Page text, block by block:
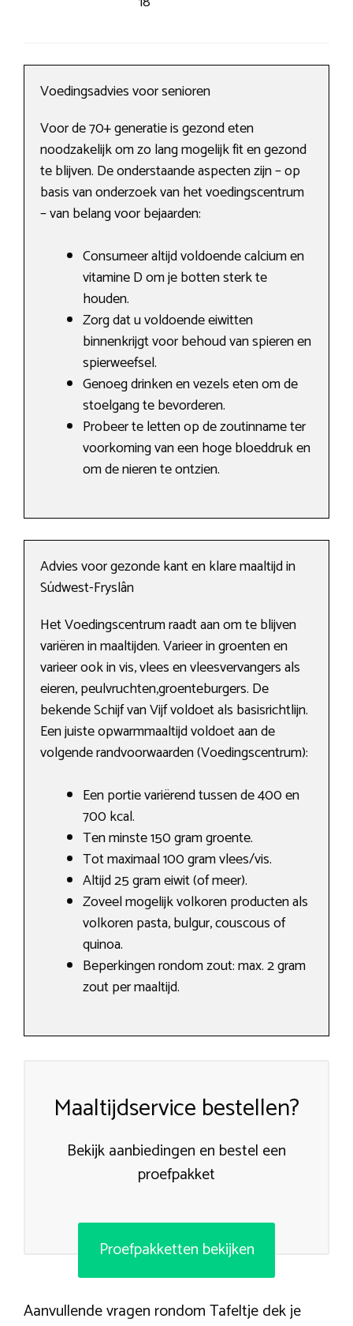
Voedingsadvies voor senioren
Voor de 70+ generatie is gezond eten
noodzakelijk om zo lang mogelijk fit en gezond
te blijven. De onderstaande aspecten zijn – op
basis van onderzoek van het voedingscentrum
– van belang voor bejaarden:
Consumeer altijd voldoende calcium en
vitamine D om je botten sterk te
houden.
Zorg dat u voldoende eiwitten
binnenkrijgt voor behoud van spieren en
spierweefsel.
Genoeg drinken en vezels eten om de
stoelgang te bevorderen.
Probeer te letten op de zoutinname ter
voorkoming van een hoge bloeddruk en
om de nieren te ontzien.
Advies voor gezonde kant en klare maaltijd in
Súdwest-Fryslân
Het Voedingscentrum raadt aan om te blijven
variëren in maaltijden. Varieer in groenten en
varieer ook in vis, vlees en vleesvervangers als
eieren, peulvruchten,groenteburgers. De
bekende Schijf van Vijf voldoet als basisrichtlijn.
Een juiste opwarmmaaltijd voldoet aan de
volgende randvoorwaarden (Voedingscentrum):
Een portie variërend tussen de 400 en
700 kcal.
Ten minste 150 gram groente.
Tot maximaal 100 gram vlees/vis.
Altijd 25 gram eiwit (of meer).
Zoveel mogelijk volkoren producten als
volkoren pasta, bulgur, couscous of
quinoa.
Beperkingen rondom zout: max. 2 gram
zout per maaltijd.
Maaltijdservice bestellen?
Bekijk aanbiedingen en bestel een
proefpakket
Proefpakketten bekijken
Aanvullende vragen rondom Tafeltje dek je